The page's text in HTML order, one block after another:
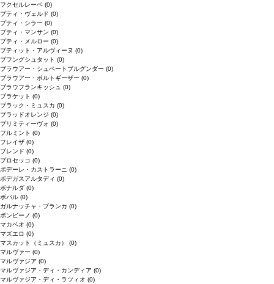
フクセルレーベ (0)
プティ・ヴェルド (0)
プティ・シラー (0)
プティ・マンサン (0)
プティ・メルロー (0)
プティット・アルヴィーヌ (0)
プフングシュタット (0)
ブラウアー・シュペートブルグンダー (0)
ブラウアー・ポルトギーザー (0)
ブラウフランキッシュ (0)
ブラケット (0)
ブラック・ミュスカ (0)
ブラッドオレンジ (0)
プリミティーヴォ (0)
フルミント (0)
フレイザ (0)
ブレンド (0)
プロセッコ (0)
ポデーレ・カストラーニ (0)
ボデガスアルタディ (0)
ボナルダ (0)
ボバル (0)
ガルナッチャ・ブランカ (0)
ボンビーノ (0)
マカベオ (0)
マズエロ (0)
マスカット（ミュスカ） (0)
マルヴァー (0)
マルヴァジア (0)
マルヴァジア・ディ・カンディア (0)
マルヴァジア・ディ・ラツィオ (0)